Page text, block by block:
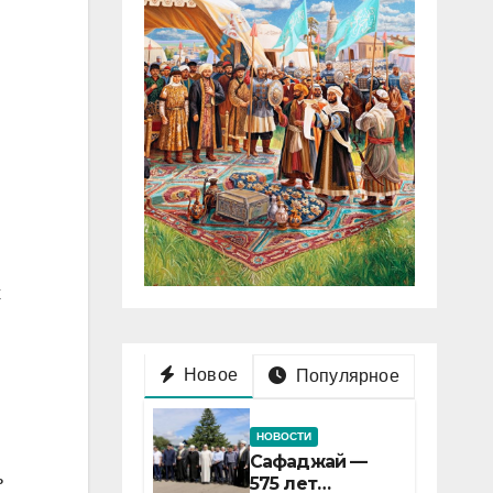
Новое Популярное
НОВОСТИ
Сафаджай —
575 лет